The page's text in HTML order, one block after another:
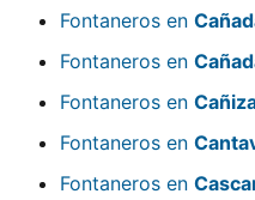
Fontaneros en
Fontaneros en
Fontaneros en
Fontaneros en
Fontaneros en